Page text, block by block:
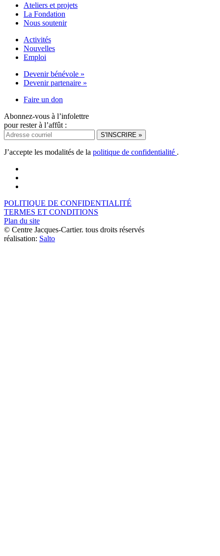
Ateliers et projets
La Fondation
Nous soutenir
Activités
Nouvelles
Emploi
Devenir bénévole »
Devenir partenaire »
Faire un don
Abonnez-vous à l’infolettre
pour rester à l’affût :
J’accepte les modalités de la politique de confidentialité .
POLITIQUE DE CONFIDENTIALITÉ
TERMES ET CONDITIONS
Plan du site
© Centre Jacques-Cartier. tous droits réservés
réalisation: Salto